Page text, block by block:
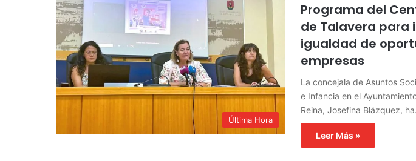
Última Hora
Programa del
de Talavera para
igualdad de
empresas
La concejala de Asuntos
e Infancia en el
Reina, Josefina Blázquez,
Leer Más »